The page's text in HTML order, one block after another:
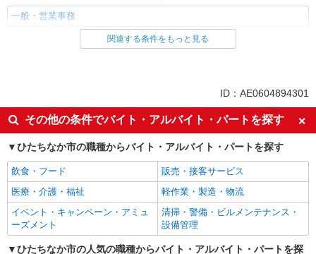
械メーカー×Excel関数全般使用可能な方1500円
茨城県ひたちなか市／最寄駅：勝田駅 ≪車
通勤可≫ 敷地内専用駐車場あり！
一般・営業事務
同じ雇用形態から勝田駅の求人を探す
未経験歓迎
高収入・高額
土日祝休み
上場企業・上場企業のグループ会
社
車通勤OK
社会保険あり
同じ職種から求人を探す
オフィスワーク・事務
一般・営業事務
関連する条件をもっと見る
ID：AE0604894301
その他の条件でバイト・アルバイト・パートを探す
ひたちなか市の職種からバイト・アルバイト・パートを探す
飲食・フード
販売・接客サービス
医療・介護・福祉
軽作業・製造・物流
イベント・キャンペーン・アミュ
ーズメント
清掃・警備・ビルメンテナンス・
設備管理
ひたちなか市の人気の職種からバイト・アルバイト・パートを探